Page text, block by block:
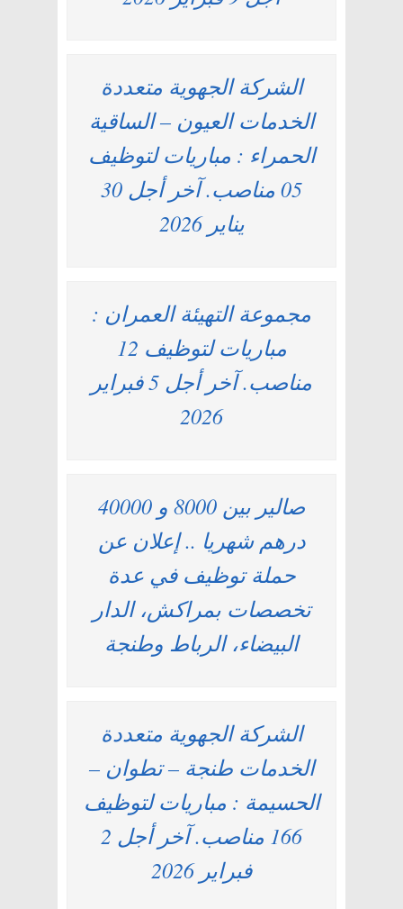
الشركة الجهوية متعددة
الخدمات العيون – الساقية
الحمراء : مباريات لتوظيف
05 مناصب. آخر أجل 30
يناير 2026
مجموعة التهيئة العمران :
مباريات لتوظيف 12
مناصب. آخر أجل 5 فبراير
2026
صالير بين 8000 و 40000
درهم شهريا .. إعلان عن
حملة توظيف في عدة
تخصصات بمراكش، الدار
البيضاء، الرباط وطنجة
الشركة الجهوية متعددة
الخدمات طنجة – تطوان –
الحسيمة : مباريات لتوظيف
166 مناصب. آخر أجل 2
فبراير 2026